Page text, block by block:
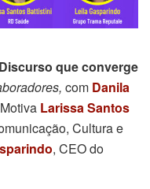
Discurso que converge
com Danila
Larissa Santos
Cultura e
, CEO do